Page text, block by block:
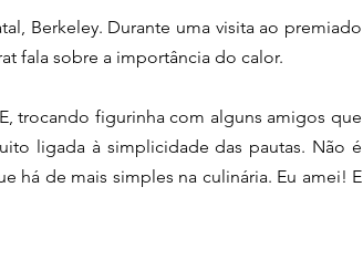
Berkeley. Durante uma visita ao premiado
fala sobre a importância do calor.
trocando figurinha com alguns amigos que
ligada à simplicidade das pautas. Não é
há de mais simples na culinária. Eu amei! E